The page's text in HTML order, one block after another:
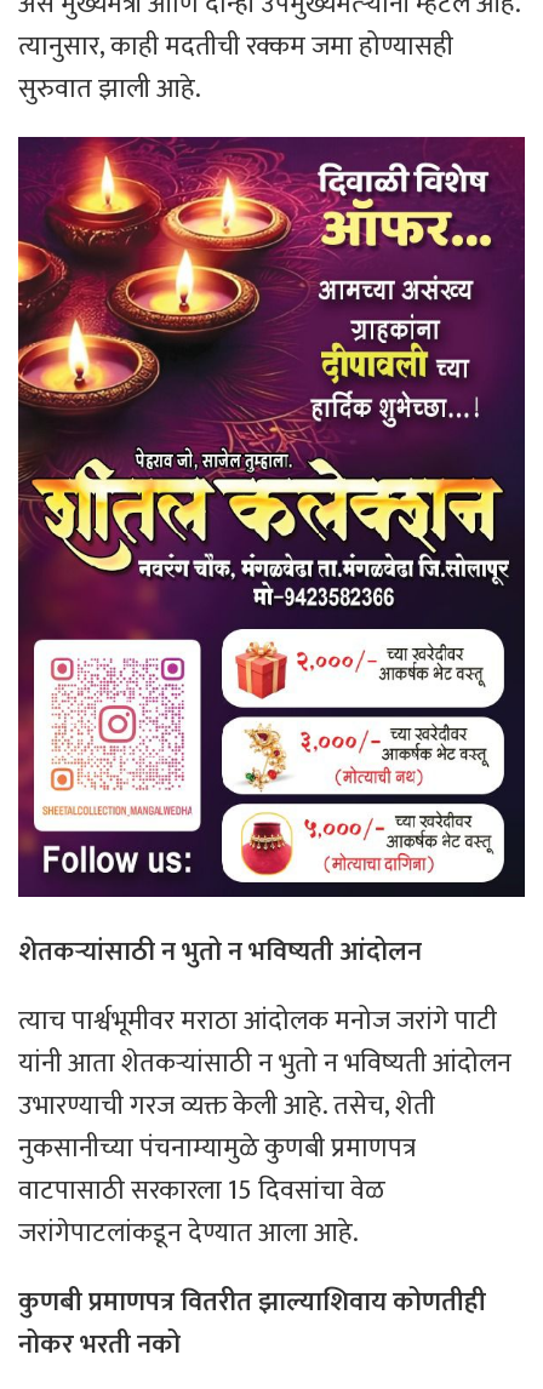
त्यानुसार, काही मदतीची रक्कम जमा होण्यासही
सुरुवात झाली आहे.
शेतकऱ्यांसाठीनभुतोनभविष्यतीआंदोलन
त्याच पार्श्वभूमीवर मराठा आंदोलक मनोज जरांगे पाटी
यांनी आता शेतकऱ्यांसाठी न भुतो न भविष्यती आंदोलन
उभारण्याची गरज व्यक्त केली आहे. तसेच, शेती
नुकसानीच्या पंचनाम्यामुळे कुणबी प्रमाणपत्र
वाटपासाठी सरकारला 15 दिवसांचा वेळ
जरांगेपाटलांकडून देण्यात आला आहे.
कुणबी प्रमाणपत्र वितरीत झाल्याशिवाय कोणतीही
नोकर भरती नको